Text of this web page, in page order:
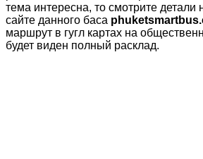
тема интересна, то смотрите
сайте данного баса
маршрут в гугл картах на
будет виден полный расклад.